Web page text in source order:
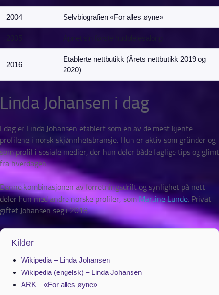
2004 Selvbiografien «For alles øyne»
Åpnet sin første hudpleiesalong
2016
Etablerte nettbutikk (Årets nettbutikk 2019 og
2020)
Linda Johansen i dag
I dag er Linda Johansen etablert som en av de mest kjente
profilene i norsk skjønnhetsbransje. Hun er aktiv som gründer og
som profil i sosiale medier, der hun deler både faglige tips og glimt
fra hverdagen.
Denne kombinasjonen av forretningsdrift og synlighet på nett
deler hun med andre norske profiler, somMartine Lunde. Privat
giftet Johansen seg i 2018.
Kilder
Wikipedia – Linda Johansen
Wikipedia (engelsk) – Linda Johansen
ARK – «For alles øyne»